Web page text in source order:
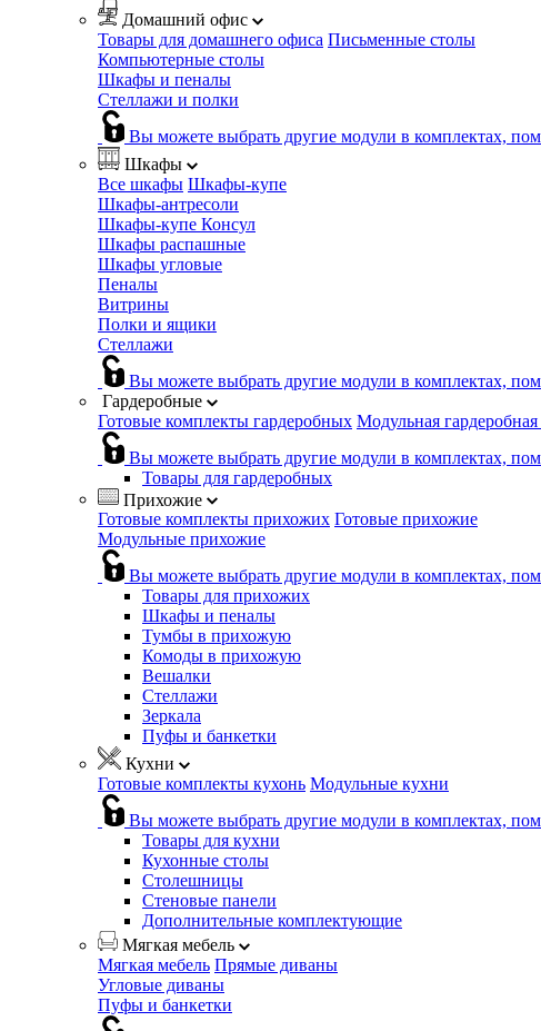
Домашний офис
Товары для домашнего офиса Письменные столы
Компьютерные столы
Шкафы и пеналы
Стеллажи и полки
Вы можете выбрать другие модули в комплектах,
Шкафы
Все шкафы Шкафы-купе
Шкафы-антресоли
Шкафы-купе Консул
Шкафы распашные
Шкафы угловые
Пеналы
Витрины
Полки и ящики
Стеллажи
Вы можете выбрать другие модули в комплектах,
Гардеробные
Готовые комплекты гардеробных Модульная
Вы можете выбрать другие модули в комплектах,
Товары для гардеробных
Прихожие
Готовые комплекты прихожих Готовые прихожие
Модульные прихожие
Вы можете выбрать другие модули в комплектах,
Товары для прихожих
Шкафы и пеналы
Тумбы в прихожую
Комоды в прихожую
Вешалки
Стеллажи
Зеркала
Пуфы и банкетки
Кухни
Готовые комплекты кухонь Модульные кухни
Вы можете выбрать другие модули в комплектах,
Товары для кухни
Кухонные столы
Столешницы
Стеновые панели
Дополнительные комплектующие
Мягкая мебель
Мягкая мебель Прямые диваны
Угловые диваны
Пуфы и банкетки